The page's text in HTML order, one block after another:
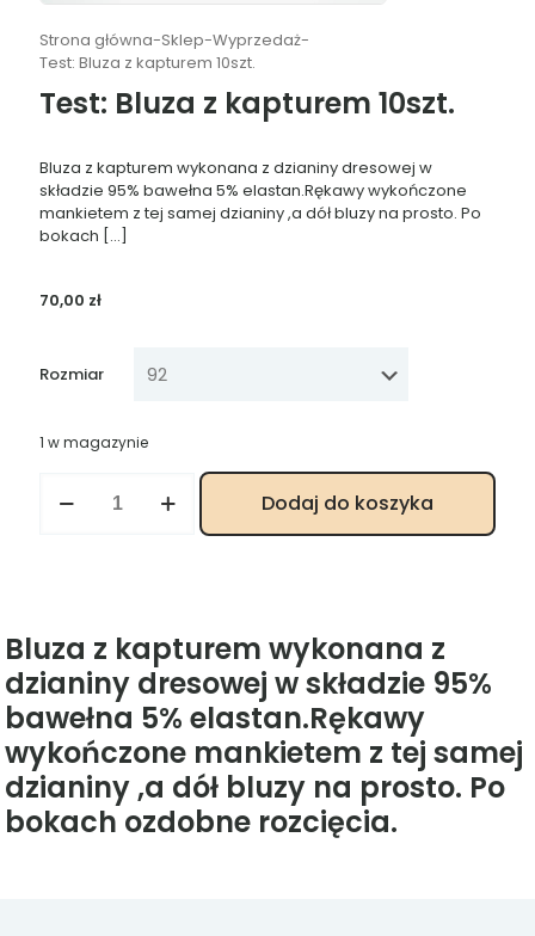
Strona główna-Sklep-Wyprzedaż-
Test: Bluza z kapturem 10szt.
Test: Bluza z kapturem 10szt.
Bluza z kapturem wykonana z dzianiny dresowej w
składzie 95% bawełna 5% elastan.Rękawy wykończone
mankietem z tej samej dzianiny ,a dół bluzy na prosto. Po
bokach […]
70,00 zł
Rozmiar
1 w magazynie
Test:
Dodaj do koszyka
Bluza z kapturem wykonana z
dzianiny dresowej w składzie 95%
bawełna 5% elastan.Rękawy
wykończone mankietem z tej samej
dzianiny ,a dół bluzy na prosto. Po
bokach ozdobne rozcięcia.